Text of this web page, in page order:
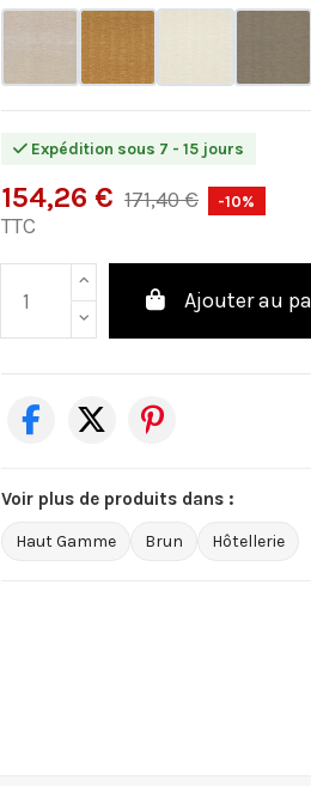
Expédition sous 7 - 15 jours
154,26 € 171,40 € -10%
TTC
Ajouter au
Voir plus de produits dans :
Haut Gamme Brun Hôtellerie